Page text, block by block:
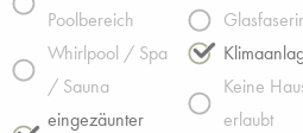
Poolbereich
Whirlpool / Spa
/ Sauna
eingezäunter
Keine
erlaubt